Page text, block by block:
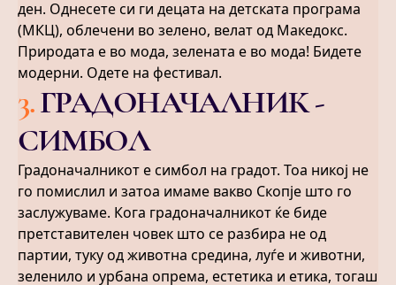
ден. Однесете си ги децата на детската програма
(МКЦ), облечени во зелено, велат од Македокс.
Природата е во мода, зелената е во мода! Бидете
модерни. Одете на фестивал.
3.ГРАДОНАЧАЛНИК -
СИМБОЛ
Градоначалникот е симбол на градот. Тоа никој не
го помислил и затоа имаме вакво Скопје што го
заслужуваме. Кога градоначалникот ќе биде
претставителен човек што се разбира не од
партии, туку од животна средина, луѓе и животни,
зеленило и урбана опрема, естетика и етика, тогаш